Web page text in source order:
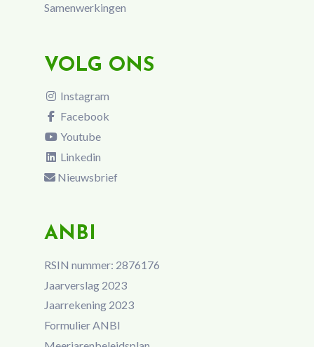
Samenwerkingen
VOLG ONS
Instagram
Facebook
Youtube
Linkedin
Nieuwsbrief
ANBI
RSIN nummer: 2876176
Jaarverslag 2023
Jaarrekening 2023
Formulier ANBI